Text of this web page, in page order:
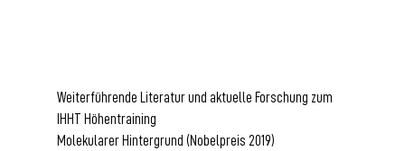
Weiterführende Literatur und aktuelle Forschung zum
IHHT Höhentraining
Molekularer Hintergrund (Nobelpreis 2019)